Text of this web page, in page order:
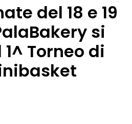
del 18 e 19
si
Torneo di